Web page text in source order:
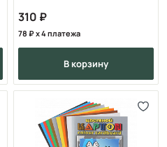
310
78 x 4 платежа
в корзину